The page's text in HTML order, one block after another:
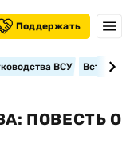
Поддержать
ВСУ
ПОВЕСТЬ О